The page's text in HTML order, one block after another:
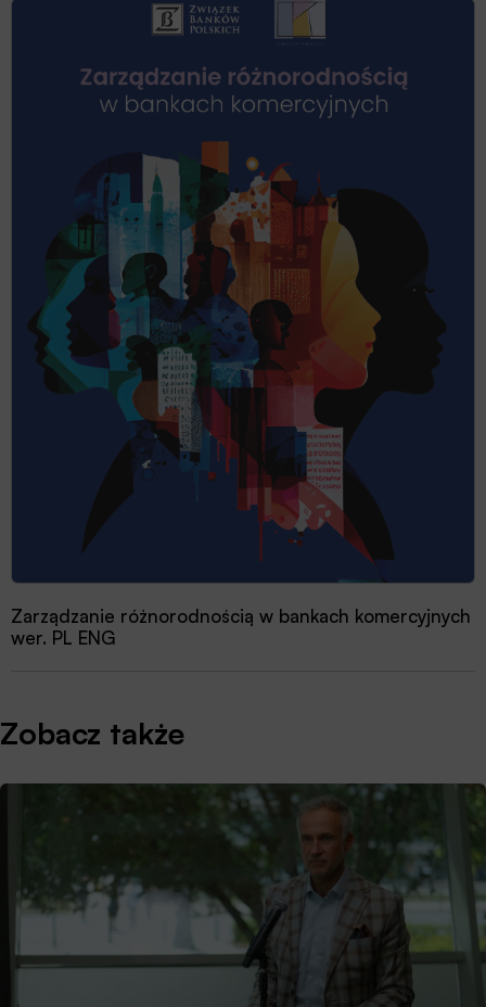
Zarządzanie różnorodnością w bankach komercyjnych
wer. PL ENG
Zobacz także